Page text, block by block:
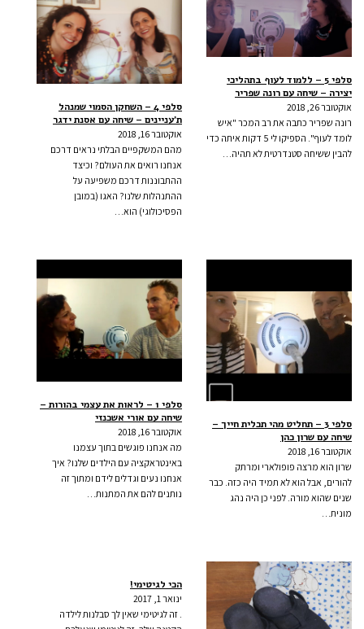
סלפי 5 – ללמוד לעוף בתהליכי
יצירה – שיחה עם רונה שפריר
אוקטובר 26, 2018
רונה שפריר כתבה את רב המכר "איש
לומד לעוף". הספיקו לי 5 דקות איתה כדי
להבין ששיחה סטנדרטית לא תהיה…
סלפי 4 – השחקן הסמוי שמנהל
ת’עניינים – שיחה עם אסנת ידגר
אוקטובר 16, 2018
מהם המשקפיים הבלתי נראים דרכם
אנחנו רואים את העולם? וכיצד
ההתבוננות דרכם משפיעה על
ההתנהלות שלנו? האגו (במובן
הפסיכולוגי) הוא…
סלפי 3 – תחליט מהי תכלית חייך –
שיחה עם שרון כהן
אוקטובר 16, 2018
שרון הוא מרצה פופולארי ומרתק
להורים, אבל הוא לא תמיד היה כזה. כבר
שנים שהוא מורה. לפני כן היה נהג
מונית…
סלפי 1 – לראות את עצמי בהורות –
שיחה עם אורי אשכנזי
אוקטובר 16, 2018
מה אנחנו פוגשים בתוך עצמנו
באינטראקציה עם הילדים שלנו? איך
אנחנו נעים וגדלים לידם ומתוך זה
נותנים להם את המתנות…
הכי לגיטימי!
ינואר 1, 2017
. זה לגיטימי שאין לך סבלנות לילדה